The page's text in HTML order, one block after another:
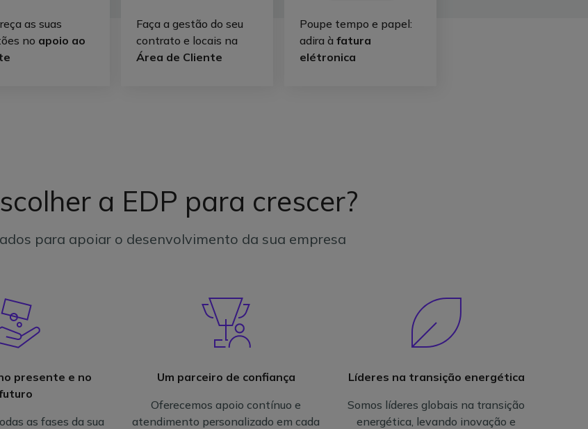
as suas
no apoio ao
Faça a gestão do seu
contrato e locais na
Área de Cliente
Poupe tempo e papel:
adira à fatura
elétronica
a EDP para crescer?
para apoiar o desenvolvimento da sua empresa
presente e no
as fases da sua
Um parceiro de confiança
Oferecemos apoio contínuo e
atendimento personalizado em cada
Líderes na transição energética
Somos líderes globais na transição
energética, levando inovação e